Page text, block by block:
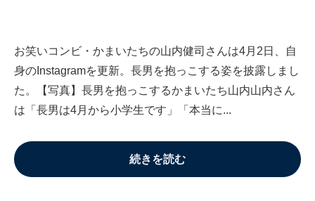
お笑いコンビ・かまいたちの山内健司さんは4月2日、自
身のInstagramを更新。長男を抱っこする姿を披露しまし
た。【写真】長男を抱っこするかまいたち山内山内さん
は「長男は4月から小学生です」「本当に...
続きを読む